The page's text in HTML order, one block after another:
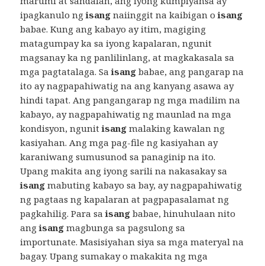
ipagkanulo ngisang naiinggit na kaibigan oisang
babae. Kung ang kabayo ay itim, magiging
matagumpay ka sa iyong kapalaran, ngunit
magsanay ka ng panlilinlang, at magkakasala sa
mga pagtatalaga. Saisang babae, ang pangarap na
ito ay nagpapahiwatig na ang kanyang asawa ay
hindi tapat. Ang pangangarap ng mga madilim na
kabayo, ay nagpapahiwatig ng maunlad na mga
kondisyon, ngunitisang malaking kawalan ng
kasiyahan. Ang mga pag-file ng kasiyahan ay
karaniwang sumusunod sa panaginip na ito.
Upang makita ang iyong sarili na nakasakay sa
isang mabuting kabayo sa bay, ay nagpapahiwatig
ng pagtaas ng kapalaran at pagpapasalamat ng
pagkahilig. Para saisang babae, hinuhulaan nito
angisang magbunga sa pagsulong sa
importunate. Masisiyahan siya sa mga materyal na
bagay. Upang sumakay o makakita ng mga